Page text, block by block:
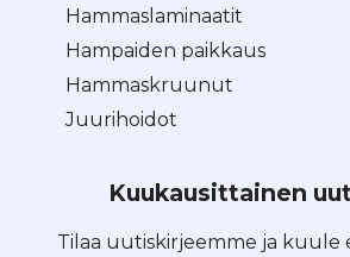
Hammaslaminaatit
Hampaiden paikkaus
Hammaskruunut
Juurihoidot
Kuukausittainen
Tilaa uutiskirjeemme ja kuule